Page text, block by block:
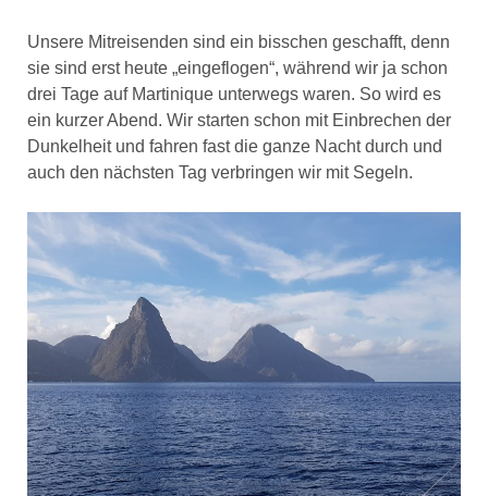
Unsere Mitreisenden sind ein bisschen geschafft, denn
sie sind erst heute „eingeflogen“, während wir ja schon
drei Tage auf Martinique unterwegs waren. So wird es
ein kurzer Abend. Wir starten schon mit Einbrechen der
Dunkelheit und fahren fast die ganze Nacht durch und
auch den nächsten Tag verbringen wir mit Segeln.